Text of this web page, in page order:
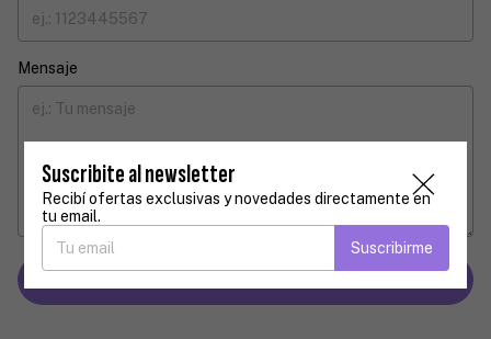
Mensaje
Suscribite al newsletter
Recibí ofertas exclusivas y novedades directamente en
tu email.
Suscribirme